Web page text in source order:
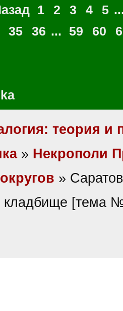
1 2 3 4 5
35 36 ... 59 60
теория и
» Некрополи
»
кладбище [тема